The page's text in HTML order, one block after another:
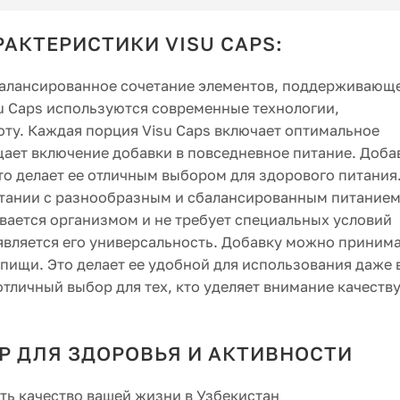
VISU CAPS:
сочетание элементов,
используются современные технологии,
Каждая порция Visu Caps включает оптимальное
включение добавки в повседневное питание.
делает ее отличным выбором для здорового
с разнообразным и сбалансированным
организмом и не требует специальных условий
его универсальность. Добавку можно
Это делает ее удобной для использования даже
выбор для тех, кто уделяет внимание качеству
ДЛЯ ЗДОРОВЬЯ И АКТИВНОСТИ
качество вашей жизни в Узбекистан